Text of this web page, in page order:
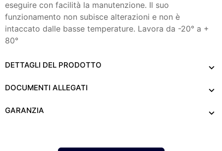
eseguire con facilità la manutenzione. Il suo
funzionamento non subisce alterazioni e non è
intaccato dalle basse temperature. Lavora da -20° a +
80°
DETTAGLI DEL PRODOTTO
DOCUMENTI ALLEGATI
GARANZIA